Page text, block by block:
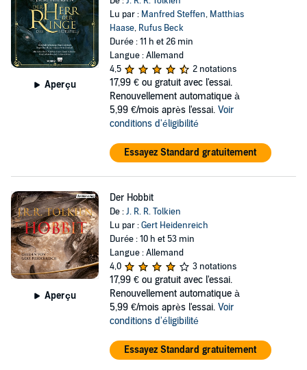
Aperçu
Lu par : Manfred Steffen, Matthias
Haase, Rufus Beck
Durée : 11 h et 26 min
Langue : Allemand
4,5
2 notations
17,99 € ou gratuit avec l'essai.
Renouvellement automatique à
5,99 €/mois après l'essai. Voir
conditions d'éligibilité
Essayez Standard gratuitement
Aperçu
Der Hobbit
De :J. R. R. Tolkien
Lu par :Gert Heidenreich
Durée : 10 h et 53 min
Langue : Allemand
4,0
3 notations
17,99 € ou gratuit avec l'essai.
Renouvellement automatique à
5,99 €/mois après l'essai. Voir
conditions d'éligibilité
Essayez Standard gratuitement